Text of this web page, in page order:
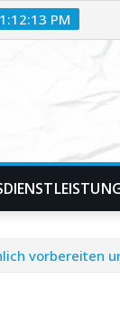
1:12:15 PM
vorbereiten